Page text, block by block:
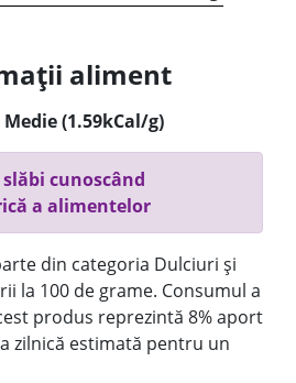
aliment
Medie (1.59kCal/g)
cunoscând
a alimentelor
din categoria Dulciuri și
la 100 de grame. Consumul a
produs reprezintă 8% aport
zilnică estimată pentru un